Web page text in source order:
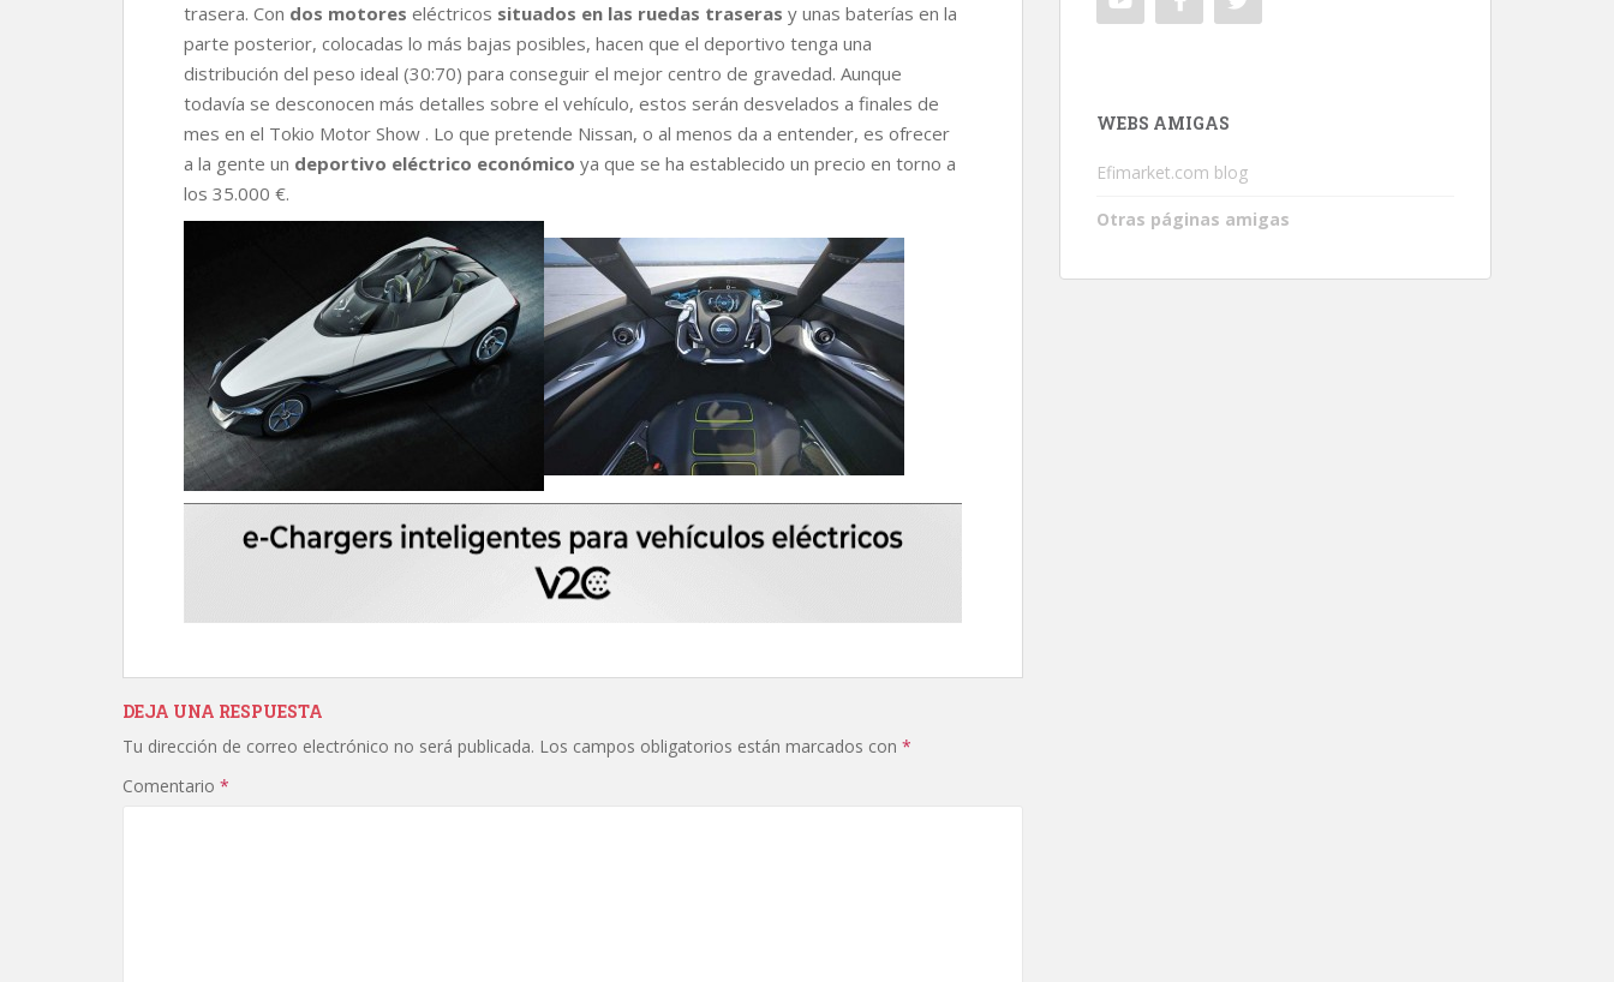
trasera. Con dos motores eléctricos situados en las ruedas traseras y unas baterías en la
parte posterior, colocadas lo más bajas posibles, hacen que el deportivo tenga una
distribución del peso ideal (30:70) para conseguir el mejor centro de gravedad. Aunque
todavía se desconocen más detalles sobre el vehículo, estos serán desvelados a finales de
mes en el Tokio Motor Show . Lo que pretende Nissan, o al menos da a entender, es ofrecer
a la gente un deportivo eléctrico económico ya que se ha establecido un precio en torno a
los 35.000 €.
DEJA UNA RESPUESTA
Tu dirección de correo electrónico no será publicada. Los campos obligatorios están marcados con *
Comentario *
WEBS AMIGAS
Efimarket.com blog
Otras páginas amigas